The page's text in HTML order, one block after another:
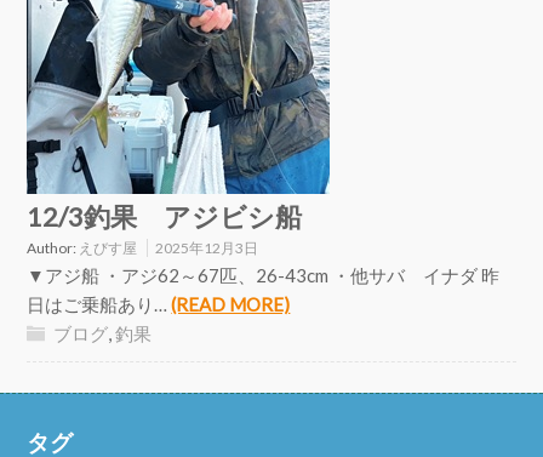
12/3釣果 アジビシ船
Author: えびす屋 2025年12月3日
▼アジ船 ・アジ62～67匹、26-43cm ・他サバ イナダ 昨
日はご乗船あり…(READ MORE)
ブログ,釣果
タグ